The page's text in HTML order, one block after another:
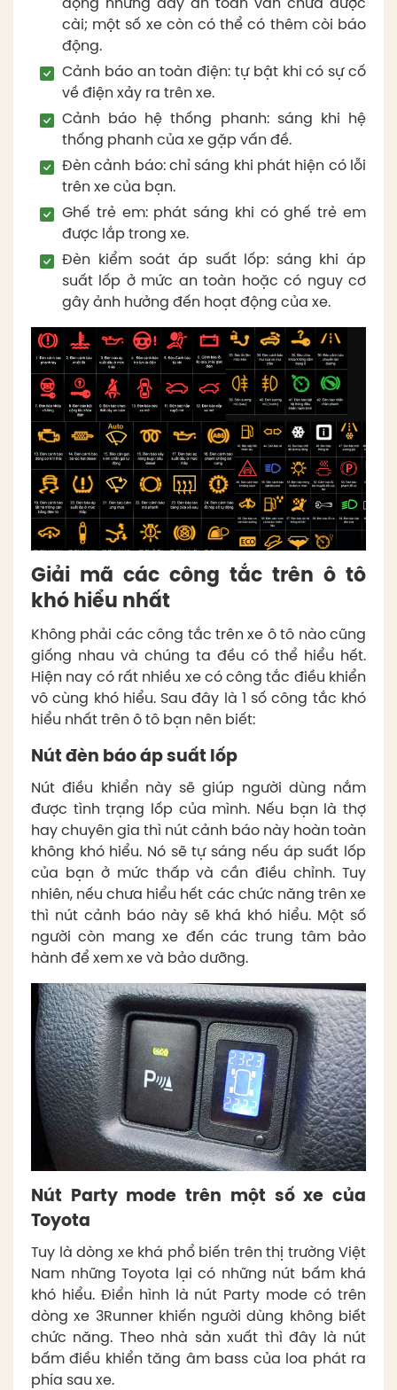
động nhưng dây an toàn vẫn chưa được
cài; một số xe còn có thể có thêm còi báo
động.
Cảnh báo an toàn điện: tự bật khi có sự cố
về điện xảy ra trên xe.
Cảnh báo hệ thống phanh: sáng khi hệ
thống phanh của xe gặp vấn đề.
Đèn cảnh báo: chỉ sáng khi phát hiện có lỗi
trên xe của bạn.
Ghế trẻ em: phát sáng khi có ghế trẻ em
được lắp trong xe.
Đèn kiểm soát áp suất lốp: sáng khi áp
suất lốp ở mức an toàn hoặc có nguy cơ
gây ảnh hưởng đến hoạt động của xe.
Giải mã các công tắc trên ô tô
khó hiểu nhất
Không phải các công tắc trên xe ô tô nào cũng
giống nhau và chúng ta đều có thể hiểu hết.
Hiện nay có rất nhiều xe có công tắc điều khiển
vô cùng khó hiểu. Sau đây là 1 số công tắc khó
hiểu nhất trên ô tô bạn nên biết:
Nút đèn báo áp suất lốp
Nút điều khiển này sẽ giúp người dùng nắm
được tình trạng lốp của mình. Nếu bạn là thợ
hay chuyên gia thì nút cảnh báo này hoàn toàn
không khó hiểu. Nó sẽ tự sáng nếu áp suất lốp
của bạn ở mức thấp và cần điều chỉnh. Tuy
nhiên, nếu chưa hiểu hết các chức năng trên xe
thì nút cảnh báo này sẽ khá khó hiểu. Một số
người còn mang xe đến các trung tâm bảo
hành để xem xe và bảo dưỡng.
Nút Party mode trên một số xe của
Toyota
Tuy là dòng xe khá phổ biến trên thị trường Việt
Nam những Toyota lại có những nút bấm khá
khó hiểu. Điển hình là nút Party mode có trên
dòng xe 3Runner khiến người dùng không biết
chức năng. Theo nhà sản xuất thì đây là nút
bấm điều khiển tăng âm bass của loa phát ra
phía sau xe.